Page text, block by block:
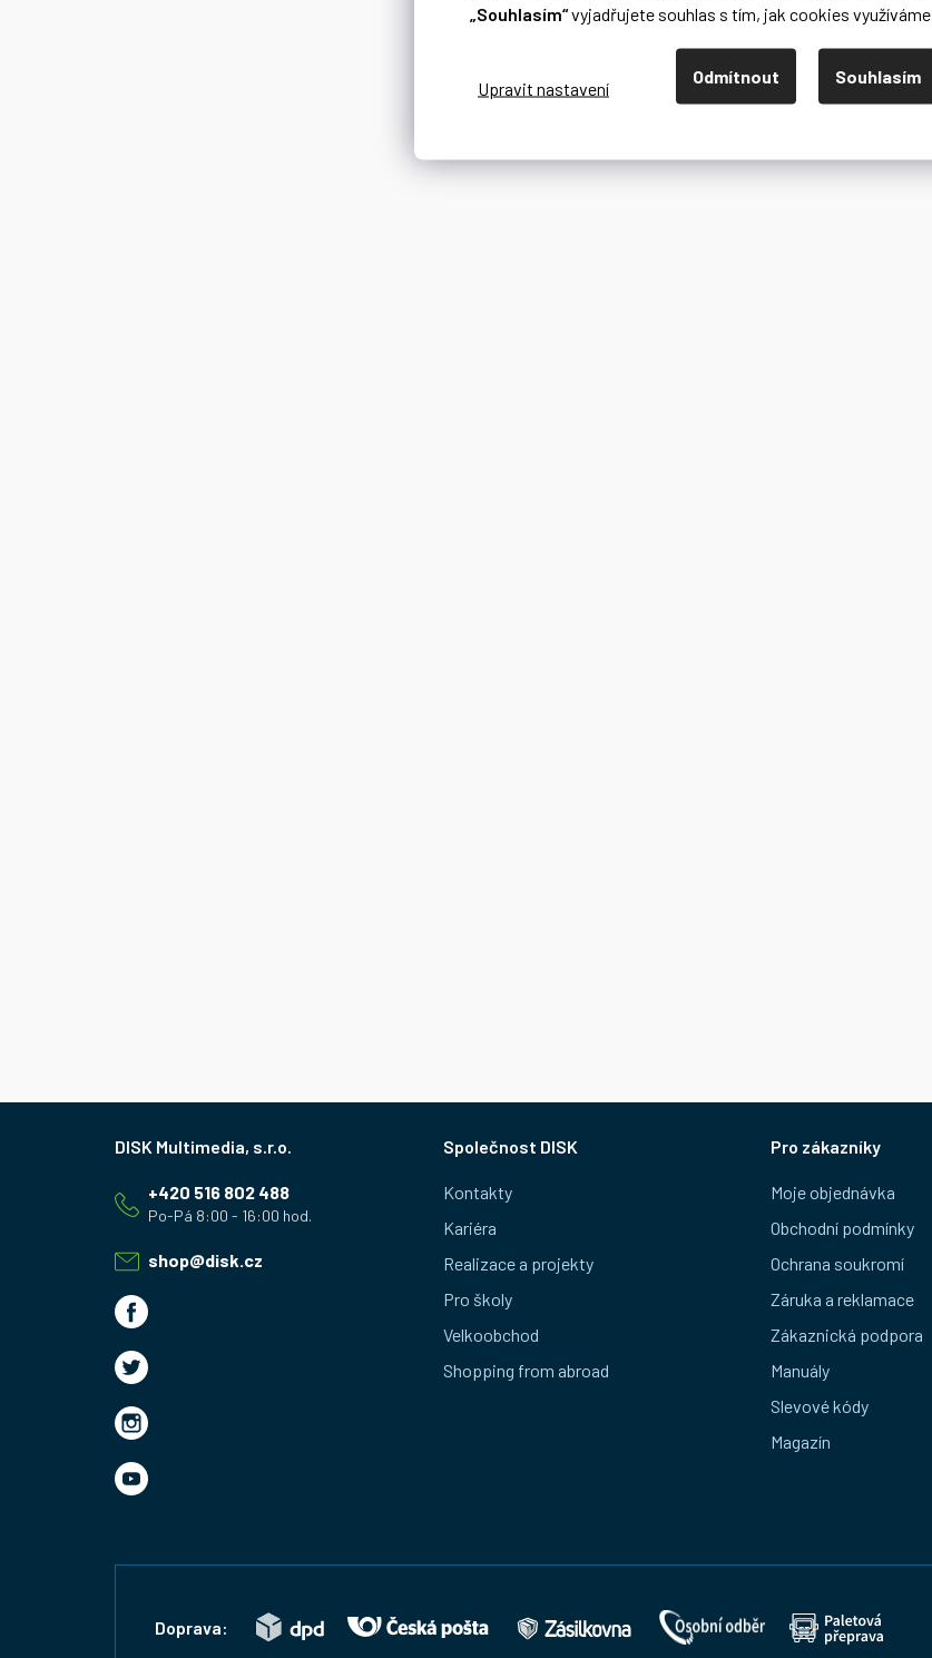
„Souhlasím“vyjadřujete souhlas s tím, jak cookies využíváme.
Odmítnout Souhlasím
shop@disk.cz
+420 516 802 488
Společnost DISK
Kontakty
Kariéra
Realizace a projekty
Pro školy
Velkoobchod
Shopping from abroad
Pro zákazníky
Moje objednávka
Obchodní podmínky
Ochrana soukromí
Záruka a reklamace
Zákaznická podpora
Manuály
Slevové kódy
Magazín
Doprava: